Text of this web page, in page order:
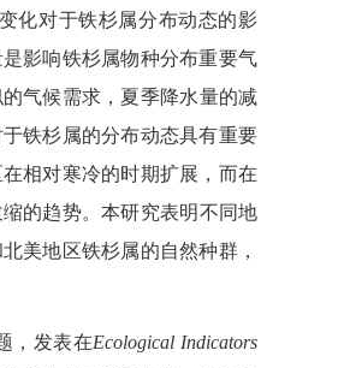
化对于铁杉属分布动态的影
影响铁杉属物种分布重要气
气候需求，夏季降水量的减
铁杉属的分布动态具有重要
相对寒冷的时期扩展，而在
的趋势。本研究表明不同地
美地区铁杉属的自然种群，
，发表在Ecological Indicators